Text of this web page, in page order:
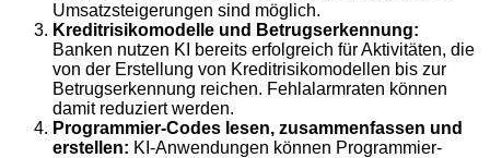
Umsatzsteigerungen sind möglich.
Kreditrisikomodelle und Betrugserkennung:
Banken nutzen KI bereits erfolgreich für Aktivitäten, die
von der Erstellung von Kreditrisikomodellen bis zur
Betrugserkennung reichen. Fehlalarmraten können
damit reduziert werden.
Programmier-Codes lesen, zusammenfassen und
erstellen: KI-Anwendungen können Programmier-